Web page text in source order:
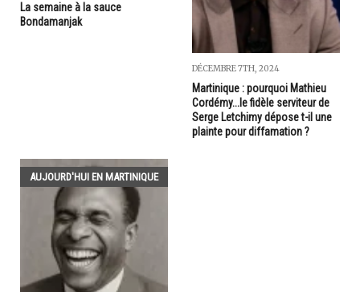
La semaine à la sauce
Bondamanjak
DÉCEMBRE 7TH, 2024
Martinique : pourquoi Mathieu
Cordémy...le fidèle serviteur de
Serge Letchimy dépose t-il une
plainte pour diffamation ?
AUJOURD'HUI EN MARTINIQUE